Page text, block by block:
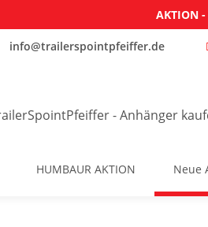
AKTION
info@trailerspointpfeiffer.de
HUMBAUR AKTION Neue